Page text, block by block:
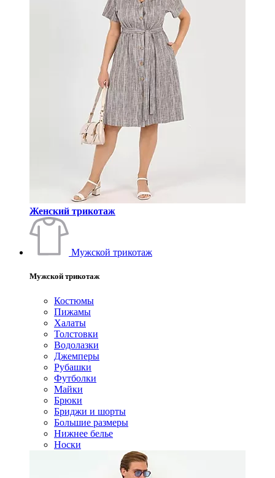
Женский трикотаж
Мужской трикотаж
Мужской трикотаж
Костюмы
Пижамы
Халаты
Толстовки
Водолазки
Джемперы
Рубашки
Футболки
Майки
Брюки
Бриджи и шорты
Большие размеры
Нижнее белье
Носки